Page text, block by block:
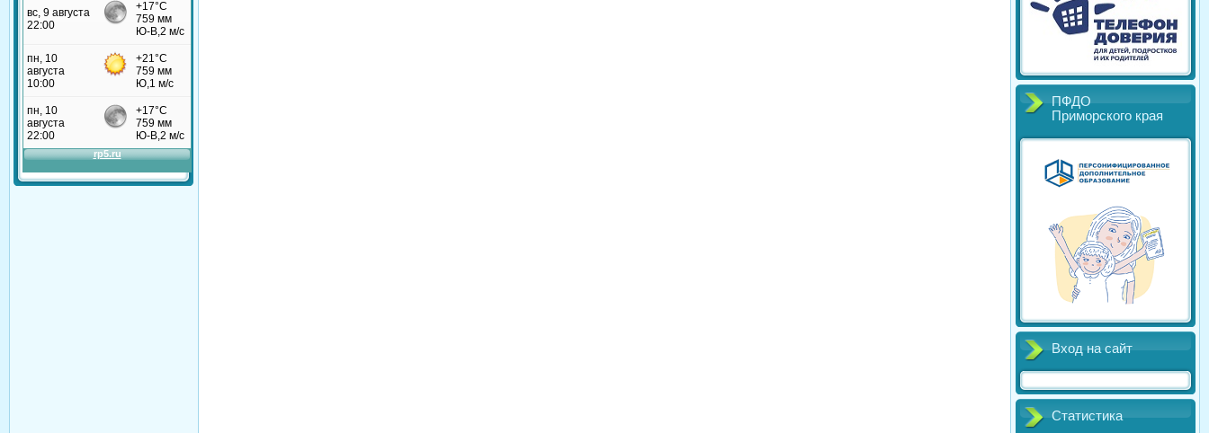
ПФДО
Приморского края
Вход на сайт
Статистика